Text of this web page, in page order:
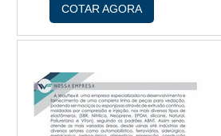
qualificada do mercado e
a líder em
borracha, com os
WayFlex encontramos
custo-benefício com
acordo com as
COTAR AGORA